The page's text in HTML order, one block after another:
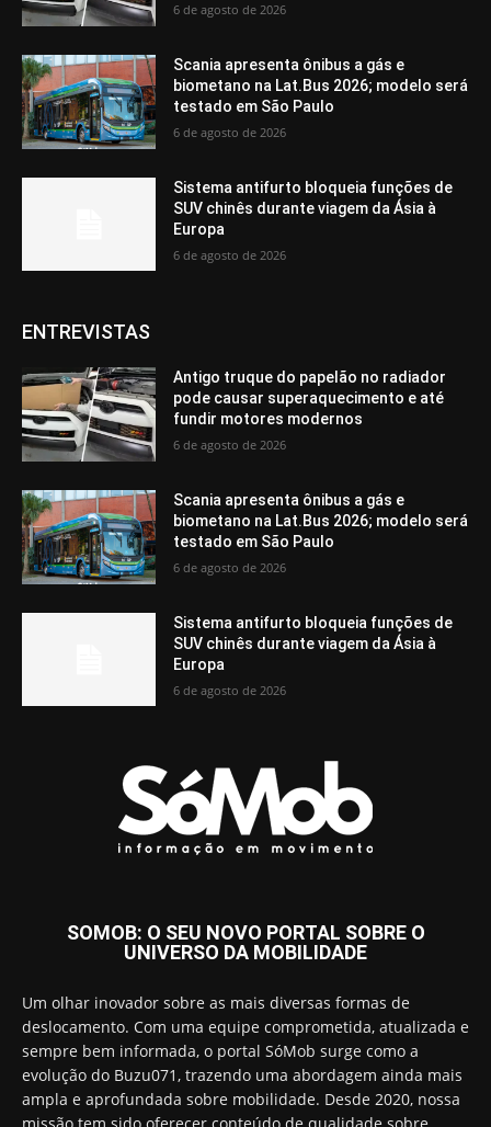
6 de agosto de 2026
Scania apresenta ônibus a gás e
biometano na Lat.Bus 2026; modelo será
testado em São Paulo
6 de agosto de 2026
Sistema antifurto bloqueia funções de
SUV chinês durante viagem da Ásia à
Europa
6 de agosto de 2026
ENTREVISTAS
Antigo truque do papelão no radiador
pode causar superaquecimento e até
fundir motores modernos
6 de agosto de 2026
Scania apresenta ônibus a gás e
biometano na Lat.Bus 2026; modelo será
testado em São Paulo
6 de agosto de 2026
Sistema antifurto bloqueia funções de
SUV chinês durante viagem da Ásia à
Europa
6 de agosto de 2026
SOMOB: O SEU NOVO PORTAL SOBRE O
UNIVERSO DA MOBILIDADE
Um olhar inovador sobre as mais diversas formas de
deslocamento. Com uma equipe comprometida, atualizada e
sempre bem informada, o portal SóMob surge como a
evolução do Buzu071, trazendo uma abordagem ainda mais
ampla e aprofundada sobre mobilidade. Desde 2020, nossa